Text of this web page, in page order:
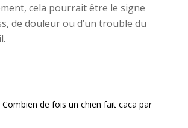
cela pourrait être le signe
de douleur ou d’un trouble du
Combien de fois un chien fait caca par